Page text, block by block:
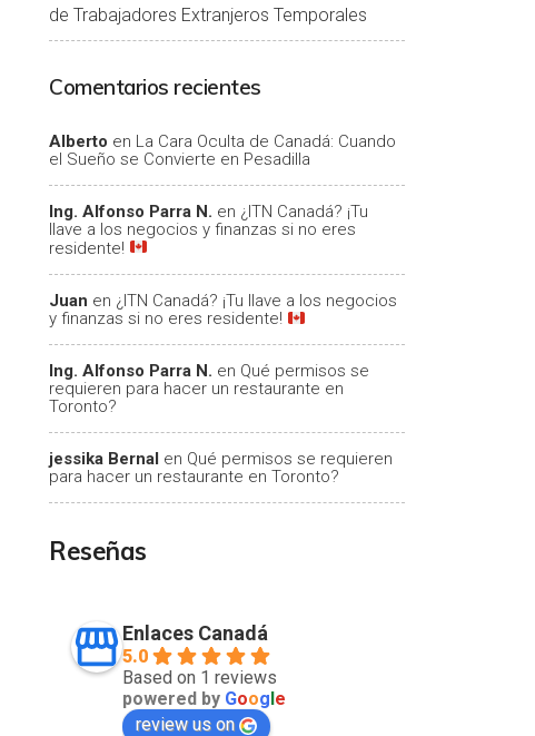
de Trabajadores Extranjeros Temporales
Comentarios recientes
Alberto en La Cara Oculta de Canadá: Cuando
el Sueño se Convierte en Pesadilla
Ing. Alfonso Parra N. en ¿ITN Canadá? ¡Tu
llave a los negocios y finanzas si no eres
residente!
Juan en ¿ITN Canadá? ¡Tu llave a los negocios
y finanzas si no eres residente!
Ing. Alfonso Parra N. en Qué permisos se
requieren para hacer un restaurante en
Toronto?
jessika Bernal en Qué permisos se requieren
para hacer un restaurante en Toronto?
Reseñas
Enlaces Canadá
5.0
Based on 1 reviews
powered by Google
review us on